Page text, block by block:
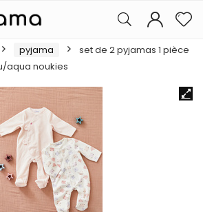
pyjama
set de 2 pyjamas 1 pièce
aqua noukies